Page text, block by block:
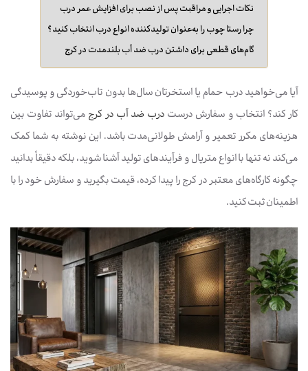
نکات اجرایی و مراقبت پس از نصب برای افزایش عمر درب
چرا رستا چوب را به‌عنوان تولیدکننده انواع درب انتخاب کنید؟
گام‌های قطعی برای داشتن درب ضد آب بلندمدت در کرج
آیا می‌خواهید درب حمام یا استخرتان سال‌ها بدون تاب‌خوردگی و پوسیدگی
کار کند؟ انتخاب و سفارش درست درب ضد آب در کرج می‌تواند تفاوت بین
هزینه‌های مکرر تعمیر و آرامش طولانی‌مدت باشد. این نوشته به شما کمک
می‌کند نه تنها با انواع متریال و فرآیندهای تولید آشنا شوید، بلکه دقیقاً بدانید
چگونه کارگاه‌های معتبر در کرج را پیدا کرده، قیمت بگیرید و سفارش خود را با
اطمینان ثبت کنید.